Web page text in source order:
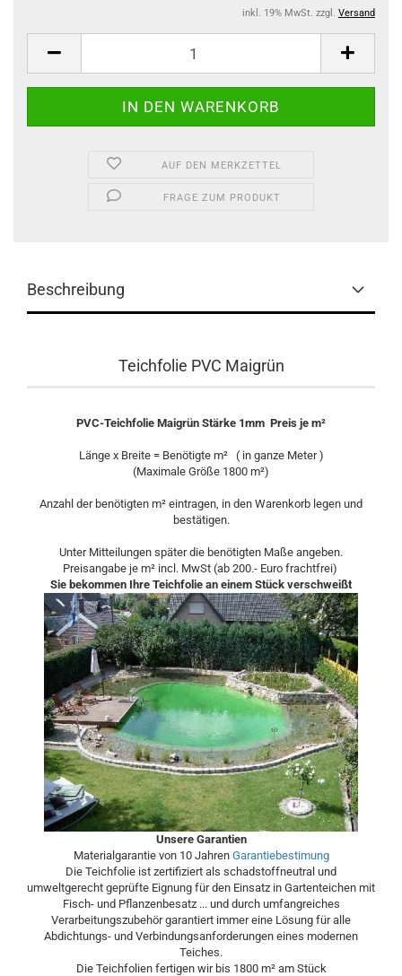
inkl. 19% MwSt. zzgl. Versand
AUF DEN MERKZETTEL
FRAGE ZUM PRODUKT
Beschreibung
Teichfolie PVC Maigrün
PVC-Teichfolie Maigrün Stärke 1mm Preis je m²
Länge x Breite = Benötigte m² ( in ganze Meter )
(Maximale Größe 1800 m²)
Anzahl der benötigten m² eintragen, in den Warenkorb legen und
bestätigen.
Unter Mitteilungen später die benötigten Maße angeben.
Preisangabe je m² incl. MwSt (ab 200.- Euro frachtfrei)
Sie bekommen Ihre Teichfolie an einem Stück verschweißt
Unsere Garantien
Materialgarantie von 10 Jahren Garantiebestimung
Die Teichfolie ist zertifiziert als schadstoffneutral und
umweltgerecht geprüfte Eignung für den Einsatz in Gartenteichen mit
Fisch- und Pflanzenbesatz ... und durch umfangreiches
Verarbeitungszubehör garantiert immer eine Lösung für alle
Abdichtungs- und Verbindungsanforderungen eines modernen
Teiches.
Die Teichfolien fertigen wir bis 1800 m² am Stück